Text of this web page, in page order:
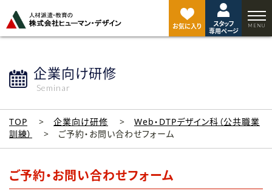
お気に入り
スタッフ
専用ページ
企業向け研修
Seminar
TOP 企業向け研修
Web・DTPデザイン科（公共職業
訓練）
ご予約・お問い合わせフォーム
ご予約・お問い合わせフォーム
ジ
ト